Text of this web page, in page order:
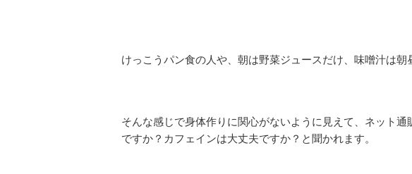
けっこうパン食の人や、朝は野菜ジュースだけ、味噌汁は朝
そんな感じで身体作りに関心がないように見えて、ネット
ですか？カフェインは大丈夫ですか？と聞かれます。